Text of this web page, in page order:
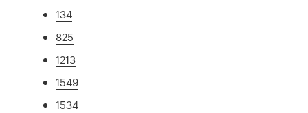
134
825
1213
1549
1534